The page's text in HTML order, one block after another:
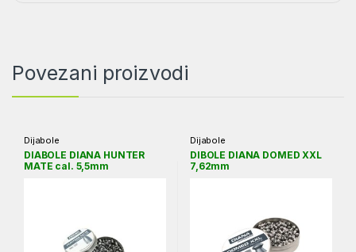
Povezani proizvodi
Dijabole
DIABOLE DIANA HUNTER
MATE cal. 5,5mm
Dijabole
DIBOLE DIANA DOMED XXL
7,62mm